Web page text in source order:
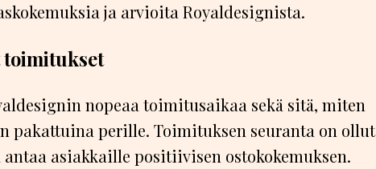
ja arvioita Royaldesignista.
toimitukset
nopeaa toimitusaikaa sekä sitä, miten
pakattuina perille. Toimituksen seuranta on ollut
asiakkaille positiivisen ostokokemuksen.